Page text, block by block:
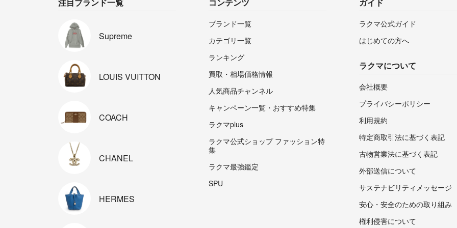
注目ブランド一覧
Supreme
LOUIS VUITTON
COACH
CHANEL
HERMES
コンテンツ
ブランド一覧
カテゴリ一覧
ランキング
買取・相場価格情報
人気商品チャンネル
キャンペーン一覧・おすすめ特集
ラクマplus
ラクマ公式ショップ ファッション特
集
ラクマ最強鑑定
SPU
ガイド
ラクマ公式ガイド
はじめての方へ
ラクマについて
会社概要
プライバシーポリシー
利用規約
特定商取引法に基づく表記
古物営業法に基づく表記
外部送信について
サステナビリティメッセージ
安心・安全のための取り組み
権利侵害について